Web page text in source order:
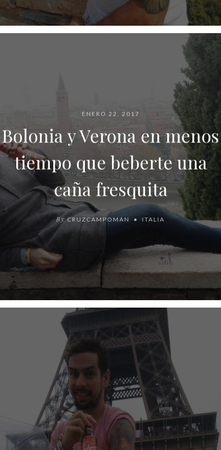
ENERO 22, 2017
Bolonia y Verona en menos
tiempo que beberte una
caña fresquita
By CRUZCAMPOMAN ITALIA